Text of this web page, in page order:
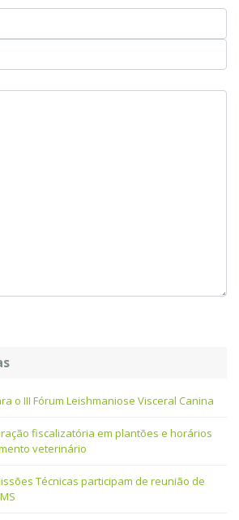
o III Fórum Leishmaniose Visceral Canina
fiscalizatória em plantões e horários
veterinário
Técnicas participam de reunião de